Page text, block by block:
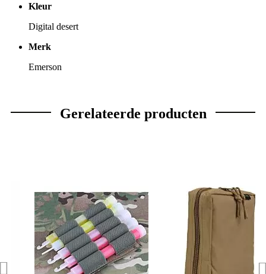
Kleur
Digital desert
Merk
Emerson
Gerelateerde producten